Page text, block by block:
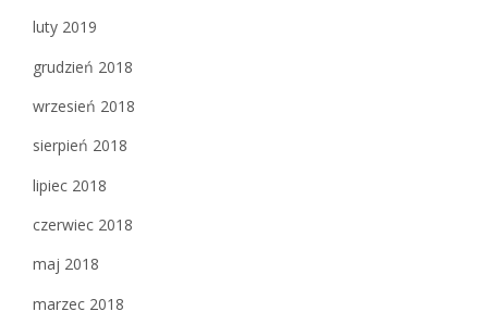
luty 2019
grudzień 2018
wrzesień 2018
sierpień 2018
lipiec 2018
czerwiec 2018
maj 2018
marzec 2018